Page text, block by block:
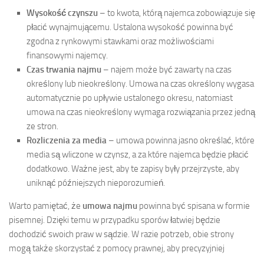
Wysokość czynszu – to kwota, którą najemca zobowiązuje się
płacić wynajmującemu. Ustalona wysokość powinna być
zgodna z rynkowymi stawkami oraz możliwościami
finansowymi najemcy.
Czas trwania najmu – najem może być zawarty na czas
określony lub nieokreślony. Umowa na czas określony wygasa
automatycznie po upływie ustalonego okresu, natomiast
umowa na czas nieokreślony wymaga rozwiązania przez jedną
ze stron.
Rozliczenia za media – umowa powinna jasno określać, które
media są wliczone w czynsz, a za które najemca będzie płacić
dodatkowo. Ważne jest, aby te zapisy były przejrzyste, aby
uniknąć późniejszych nieporozumień.
Warto pamiętać, że umowa najmu powinna być spisana w formie
pisemnej. Dzięki temu w przypadku sporów łatwiej będzie
dochodzić swoich praw w sądzie. W razie potrzeb, obie strony
mogą także skorzystać z pomocy prawnej, aby precyzyjniej